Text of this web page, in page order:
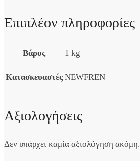
Επιπλέον πληροφορίες
Βάρος 1 kg
Κατασκευαστές NEWFREN
Αξιολογήσεις
Δεν υπάρχει καμία αξιολόγηση ακόμη.